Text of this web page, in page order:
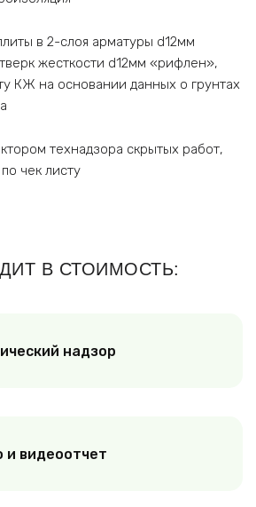
в 2-слоя арматуры d12мм
жесткости d12мм «рифлен»,
КЖ на основании данных о грунтах
технадзора скрытых работ,
чек листу
В СТОИМОСТЬ:
надзор
и видеоотчет